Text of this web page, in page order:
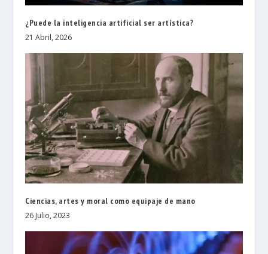
¿Puede la inteligencia artificial ser artística?
21 Abril, 2026
Ciencias, artes y moral como equipaje de mano
26 Julio, 2023